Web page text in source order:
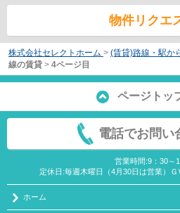
物件リクエ
株式会社セレクトホーム > (賃貸)路線・駅か
線の賃貸 > 4ページ目
ページトッ
電話でお問い
営業時間:9：30～
定休日:毎週木曜日（4月30日は営業）Ｇ
ホーム